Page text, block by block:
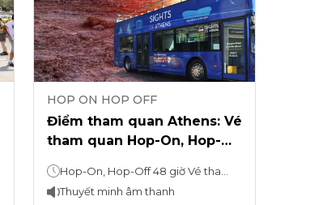
HOP ON HOP OFF
Điểm tham quan Athens: Vé
tham quan Hop-On, Hop-
Thuyết minh âm thanh